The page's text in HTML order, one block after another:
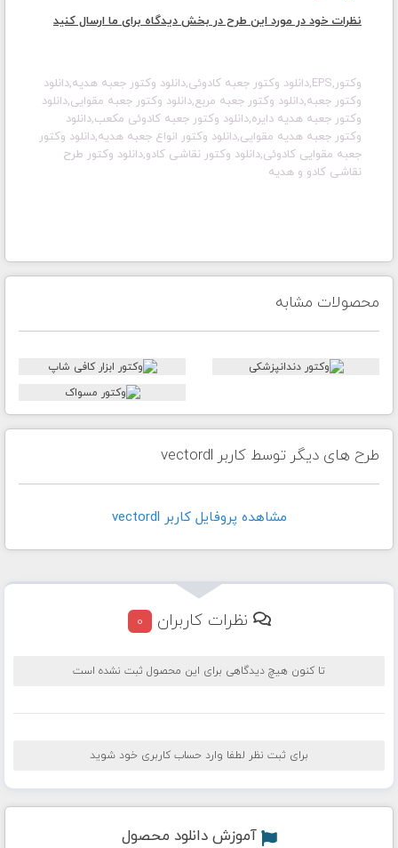
نظرات خود در مورد این طرح در بخش دیدگاه برای ما ارسال کنید
وکتور,EPS,دانلود وکتور جعبه کادوئی,دانلود وکتور جعبه هدیه,دانلود
وکتور جعبه,دانلود وکتور جعبه مربع,دانلود وکتور جعبه مقوایی,دانلود
وکتور جعبه هدیه دایره,دانلود وکتور جعبه کادوئی مکعب,دانلود
وکتور جعبه هدیه مقوایی,دانلود وکتور انواع جعبه هدیه,دانلود وکتور
جعبه مقوایی کادوئی,دانلود وکتور نقاشی کادو,دانلود وکتور طرح
نقاشی کادو و هدیه
محصولات مشابه
طرح های دیگر توسط کاربر vectordl
مشاهده پروفايل کاربر vectordl
نظرات کاربران 0
تا کنون هیچ دیدگاهی برای این محصول ثبت نشده است
برای ثبت نظر لطفا وارد حساب کاربری خود شوید
آموزش دانلود محصول